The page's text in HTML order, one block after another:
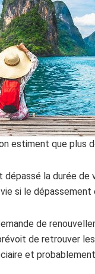
estiment que plus
la durée
si le
de
de retrouver
et